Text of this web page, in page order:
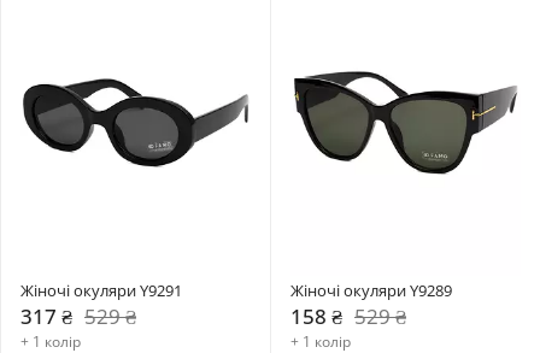
Жіночі окуляри Y9291
317 ₴ 529 ₴
+ 1 колір
Жіночі окуляри Y9289
158 ₴ 529 ₴
+ 1 колір